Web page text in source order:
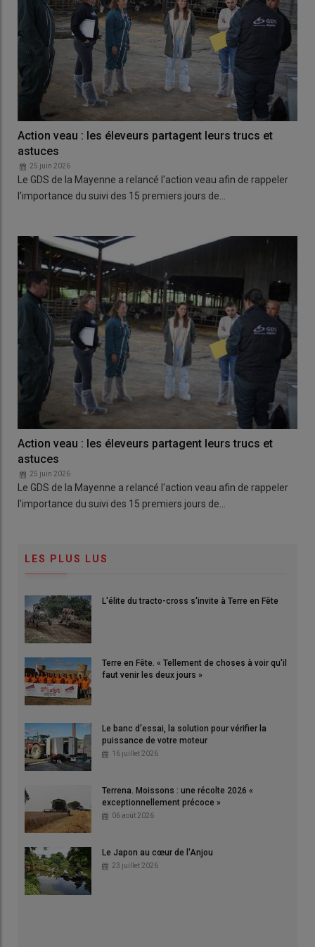
Action veau : les éleveurs partagent leurs trucs et
astuces
25 juin 2026
Le GDS de la Mayenne a relancé l'action veau afin de rappeler
l'importance du suivi des 15 premiers jours de…
Action veau : les éleveurs partagent leurs trucs et
astuces
25 juin 2026
Le GDS de la Mayenne a relancé l'action veau afin de rappeler
l'importance du suivi des 15 premiers jours de…
LES PLUS LUS
L'élite du tracto-cross s'invite à Terre en Fête
Terre en Fête. « Tellement de choses à voir qu'il
faut venir les deux jours »
Le banc d'essai, la solution pour vérifier la
puissance de votre moteur
16 juillet 2026
Terrena. Moissons : une récolte 2026 «
exceptionnellement précoce »
06 août 2026
Le Japon au cœur de l'Anjou
23 juillet 2026